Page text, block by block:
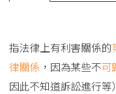
指法律上有利害關係的
律關係 ，因為某些不可
因此不知道訴訟進行